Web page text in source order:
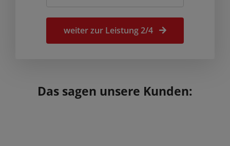
Das sagen unsere Kunden:
weiter zur Leistung 2/4